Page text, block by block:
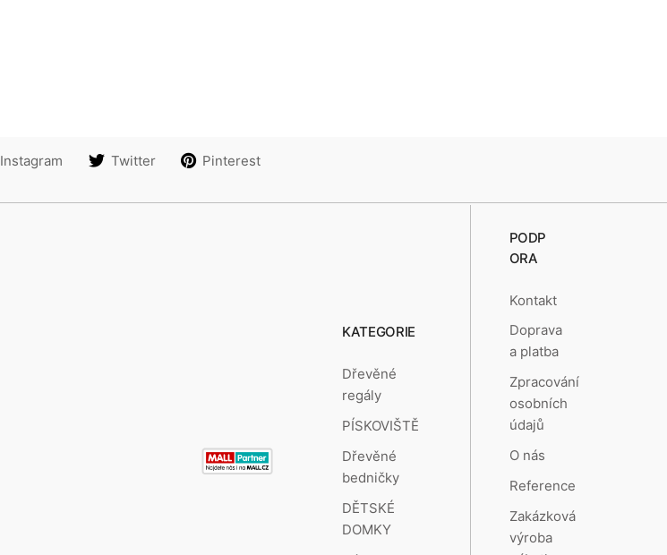
Instagram Twitter Pinterest
KATEGORIE
Dřevěné
regály
PÍSKOVIŠTĚ
Dřevěné
bedničky
DĚTSKÉ
DOMKY
PODP
ORA
Kontakt
Doprava
a platba
Zpracování
osobních
údajů
O nás
Reference
Zakázková
výroba